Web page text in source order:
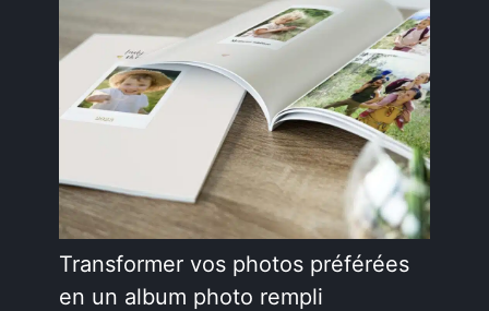
Transformer vos photos préférées
en un album photo rempli